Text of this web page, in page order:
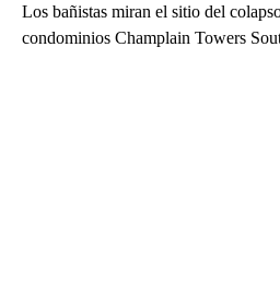
Los bañistas miran el sitio del
condominios Champlain Towers